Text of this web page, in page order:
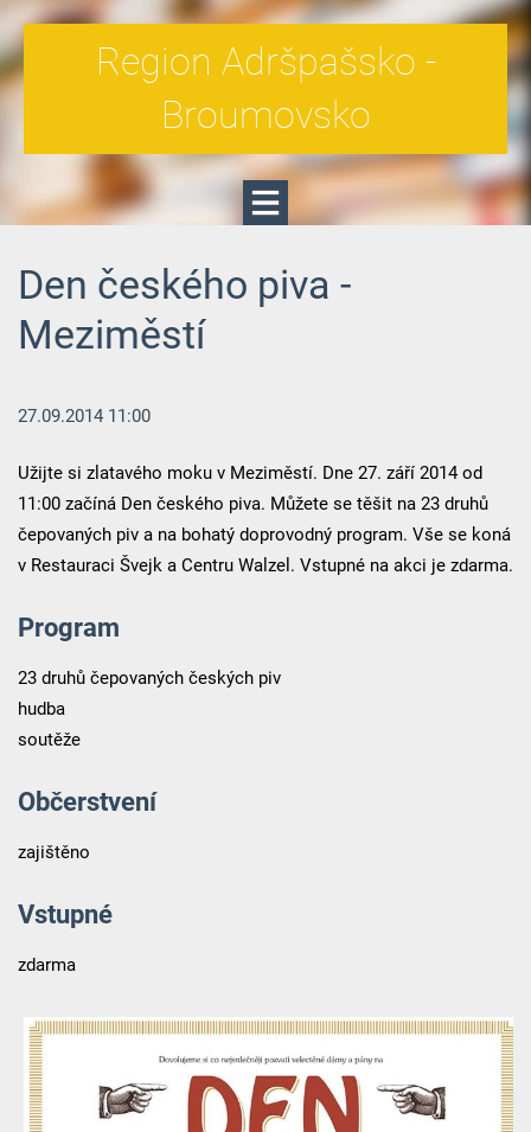
Region Adršpašsko -
Broumovsko
Den českého piva -
Meziměstí
27.09.2014 11:00
Užijte si zlatavého moku v Meziměstí. Dne 27. září 2014 od
11:00 začíná Den českého piva. Můžete se těšit na 23 druhů
čepovaných piv a na bohatý doprovodný program. Vše se koná
v Restauraci Švejk a Centru Walzel. Vstupné na akci je zdarma.
Program
23 druhů čepovaných českých piv
hudba
soutěže
Občerstvení
zajištěno
Vstupné
zdarma